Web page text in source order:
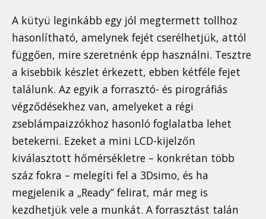
A kütyü leginkább egy jól megtermett tollhoz
hasonlítható, amelynek fejét cserélhetjük, attól
függően, mire szeretnénk épp használni. Tesztre
a kisebbik készlet érkezett, ebben kétféle fejet
találunk. Az egyik a forrasztó- és pirográfiás
végződésekhez van, amelyeket a régi
zseblámpaizzókhoz hasonló foglalatba lehet
betekerni. Ezeket a mini LCD-kijelzőn
kiválasztott hőmérsékletre – konkrétan több
száz fokra – melegíti fel a 3Dsimo, és ha
megjelenik a „Ready” felirat, már meg is
kezdhetjük vele a munkát. A forrasztást talán